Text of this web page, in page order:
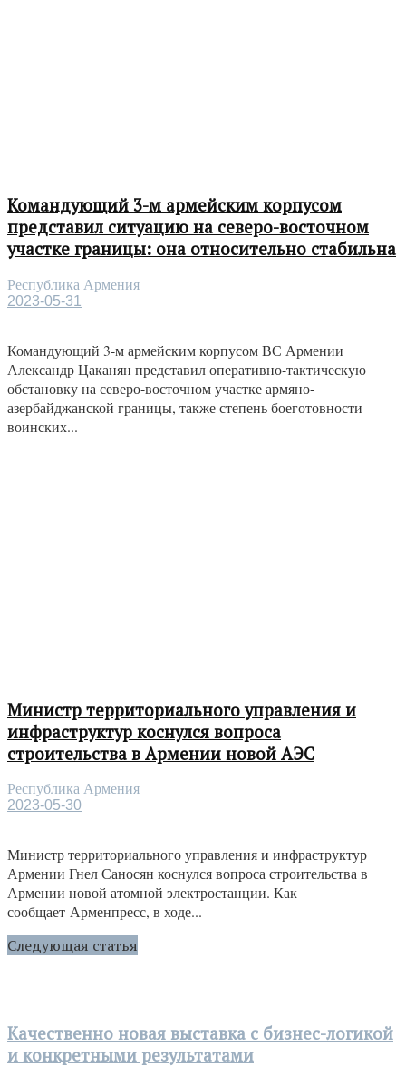
Командующий 3-м армейским корпусом
представил ситуацию на северо-восточном
участке границы: она относительно стабильна
Республика Армения
2023-05-31
Командующий 3-м армейским корпусом ВС Армении
Александр Цаканян представил оперативно-тактическую
обстановку на северо-восточном участке армяно-
азербайджанской границы, также степень боеготовности
воинских...
Министр территориального управления и
инфраструктур коснулся вопроса
строительства в Армении новой АЭС
Республика Армения
2023-05-30
Министр территориального управления и инфраструктур
Армении Гнел Саносян коснулся вопроса строительства в
Армении новой атомной электростанции. Как
сообщает Арменпресс, в ходе...
Следующая статья
Качественно новая выставка с бизнес-логикой
и конкретными результатами